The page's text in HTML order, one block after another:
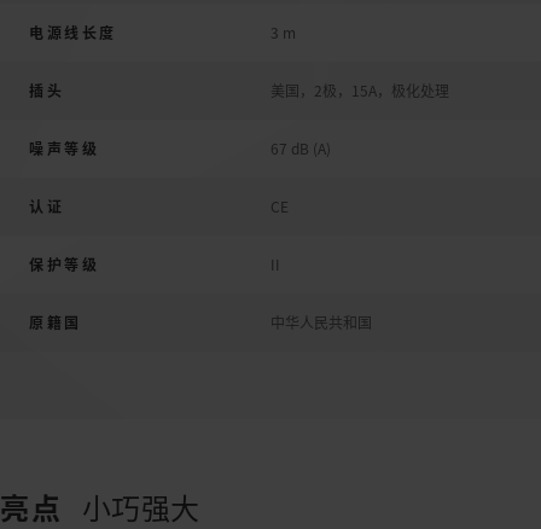
电源线长度 3 m
插头 美国，2极，15A，极化处理
噪声等级 67 dB (A)
认证 CE
保护等级 II
原籍国 中华人民共和国
亮点 小巧强大